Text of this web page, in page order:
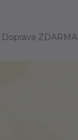
Doprava ZDARMA